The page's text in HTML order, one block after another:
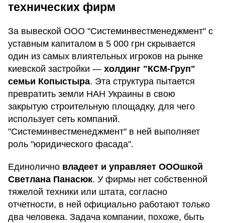
технических фирм
За вывеской ООО "Системинвестменеджмент" с
уставным капиталом в 5 000 грн скрывается
один из самых влиятельных игроков на рынке
киевской застройки — холдинг "КСМ-Груп"
семьи Копыстыра. Эта структура пытается
превратить земли НАН Украины в свою
закрытую строительную площадку, для чего
использует сеть компаний.
"Системинвестменеджмент" в ней выполняет
роль "юридического фасада".
Единолично владеет и управляет ОООшкой
Светлана Панасюк. У фирмы нет собственной
тяжелой техники или штата, согласно
отчетности, в ней официально работают только
два человека. Задача компании, похоже, быть